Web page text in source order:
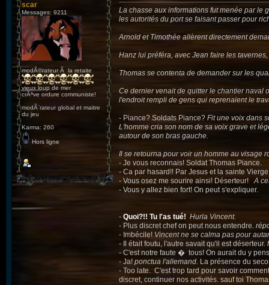
scar
Messages: 9211
modÃ©rateur Ã la retaite
vieux loup de mer
crÃªve ordure communiste!
modÃ¨rateur global et maitre
du jeu
Karma: 260
Hors ligne
La chasse aux informations fut menée par le
les autorités du port se faisant passer pour
Arnold et Timothée allèrent directement
Hanz lui préféra, avec Jean faire les
Thomas se contenta de demander sur les
Ce dernier venait de quitter le chantier naval
l'endroit rempli de gens qui reprenaient le
- Piance? Soldats Piance? Fit une voix dans
L'homme cria son nom de sa voix grave et
autour de son bras gauche.
Il se retourna pour voir un homme au visage
- Je vous reconnais! Soldat Thomas Piance.
- Ca par hasard!! Par Jesus et la sainte
- Vous osez me sourire ainsi! Déserteur!A
- Vous y allez bien fort! On peut s'expliquer.
- Quoi?!! Tu l'as tué! Hurla Vincent.
- Plus discret chef on peut nous entendre.
- Imbécile! Vincent ne se calma pas pour
- Il était foutu, l'autre savait qu'il est déserteur.
- C'est notre faute � tous! On aurait du y
- Ja! ponctua l'allemand. La présence du
- Too late. C'est trop tard pour savoir
discret, continuer nos activités. sauf toi